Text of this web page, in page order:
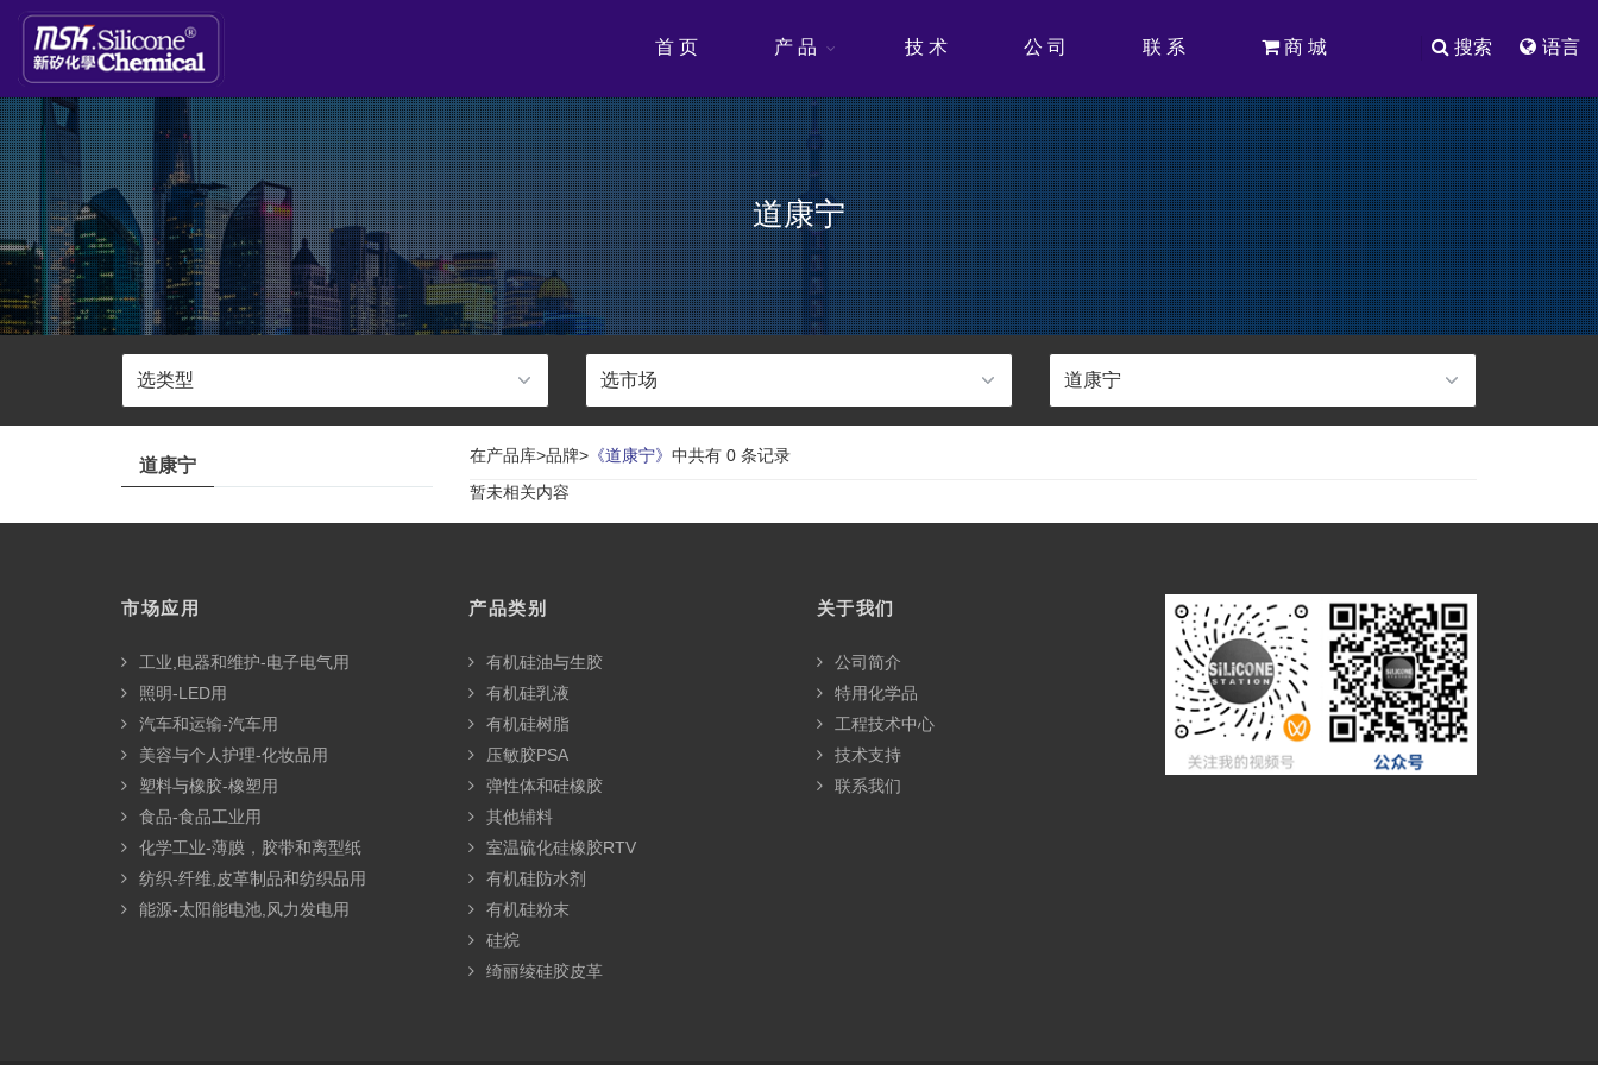
语言
搜索
首 页 产 品 技 术 公 司 联 系 商 城
道康宁
道康宁 在产品库>品牌>《道康宁》 中共有 0 条记录
暂未相关内容
市场应用
工业,电器和维护-电子电气用
照明-LED用
汽车和运输-汽车用
美容与个人护理-化妆品用
塑料与橡胶-橡塑用
食品-食品工业用
化学工业-薄膜，胶带和离型纸
纺织-纤维,皮革制品和纺织品用
能源-太阳能电池,风力发电用
产品类别
有机硅油与生胶
有机硅乳液
有机硅树脂
压敏胶PSA
弹性体和硅橡胶
其他辅料
室温硫化硅橡胶RTV
有机硅防水剂
有机硅粉末
硅烷
绮丽绫硅胶皮革
关于我们
公司简介
特用化学品
工程技术中心
技术支持
联系我们